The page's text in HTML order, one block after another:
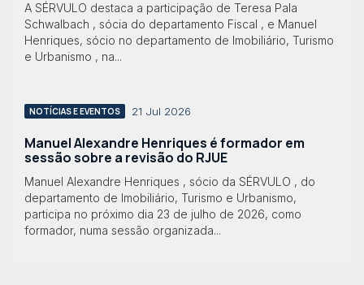
A SÉRVULO destaca a participação de Teresa Pala
Schwalbach , sócia do departamento Fiscal , e Manuel
Henriques, sócio no departamento de Imobiliário, Turismo
e Urbanismo , na...
NOTÍCIAS E EVENTOS 21 Jul 2026
Manuel Alexandre Henriques é formador em
sessão sobre a revisão do RJUE
Manuel Alexandre Henriques , sócio da SÉRVULO , do
departamento de Imobiliário, Turismo e Urbanismo,
participa no próximo dia 23 de julho de 2026, como
formador, numa sessão organizada...